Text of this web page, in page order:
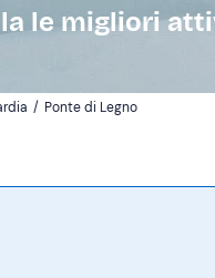
le migliori
/ Ponte di Legno